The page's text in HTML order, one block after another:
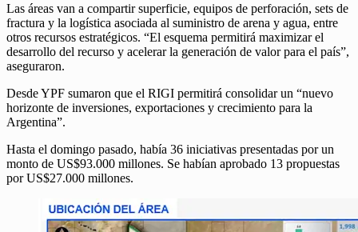
Las áreas van a compartir superficie, equipos de perforación, sets de
fractura y la logística asociada al suministro de arena y agua, entre
otros recursos estratégicos. “El esquema permitirá maximizar el
desarrollo del recurso y acelerar la generación de valor para el país”,
aseguraron.
Desde YPF sumaron que el RIGI permitirá consolidar un “nuevo
horizonte de inversiones, exportaciones y crecimiento para la
Argentina”.
Hasta el domingo pasado, había 36 iniciativas presentadas por un
monto de US$93.000 millones. Se habían aprobado 13 propuestas
por US$27.000 millones.